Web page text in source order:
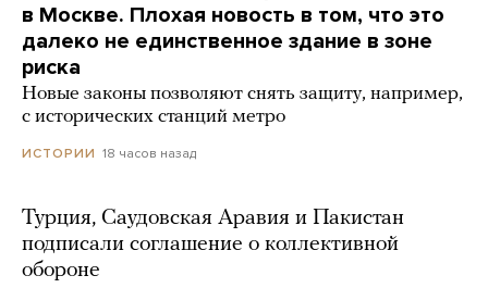
в Москве. Плохая новость в том, что это
далеко не единственное здание в зоне
риска
Новые законы позволяют снять защиту, например,
с исторических станций метро
ИСТОРИИ 18 часов назад
Турция, Саудовская Аравия и Пакистан
подписали соглашение о коллективной
обороне